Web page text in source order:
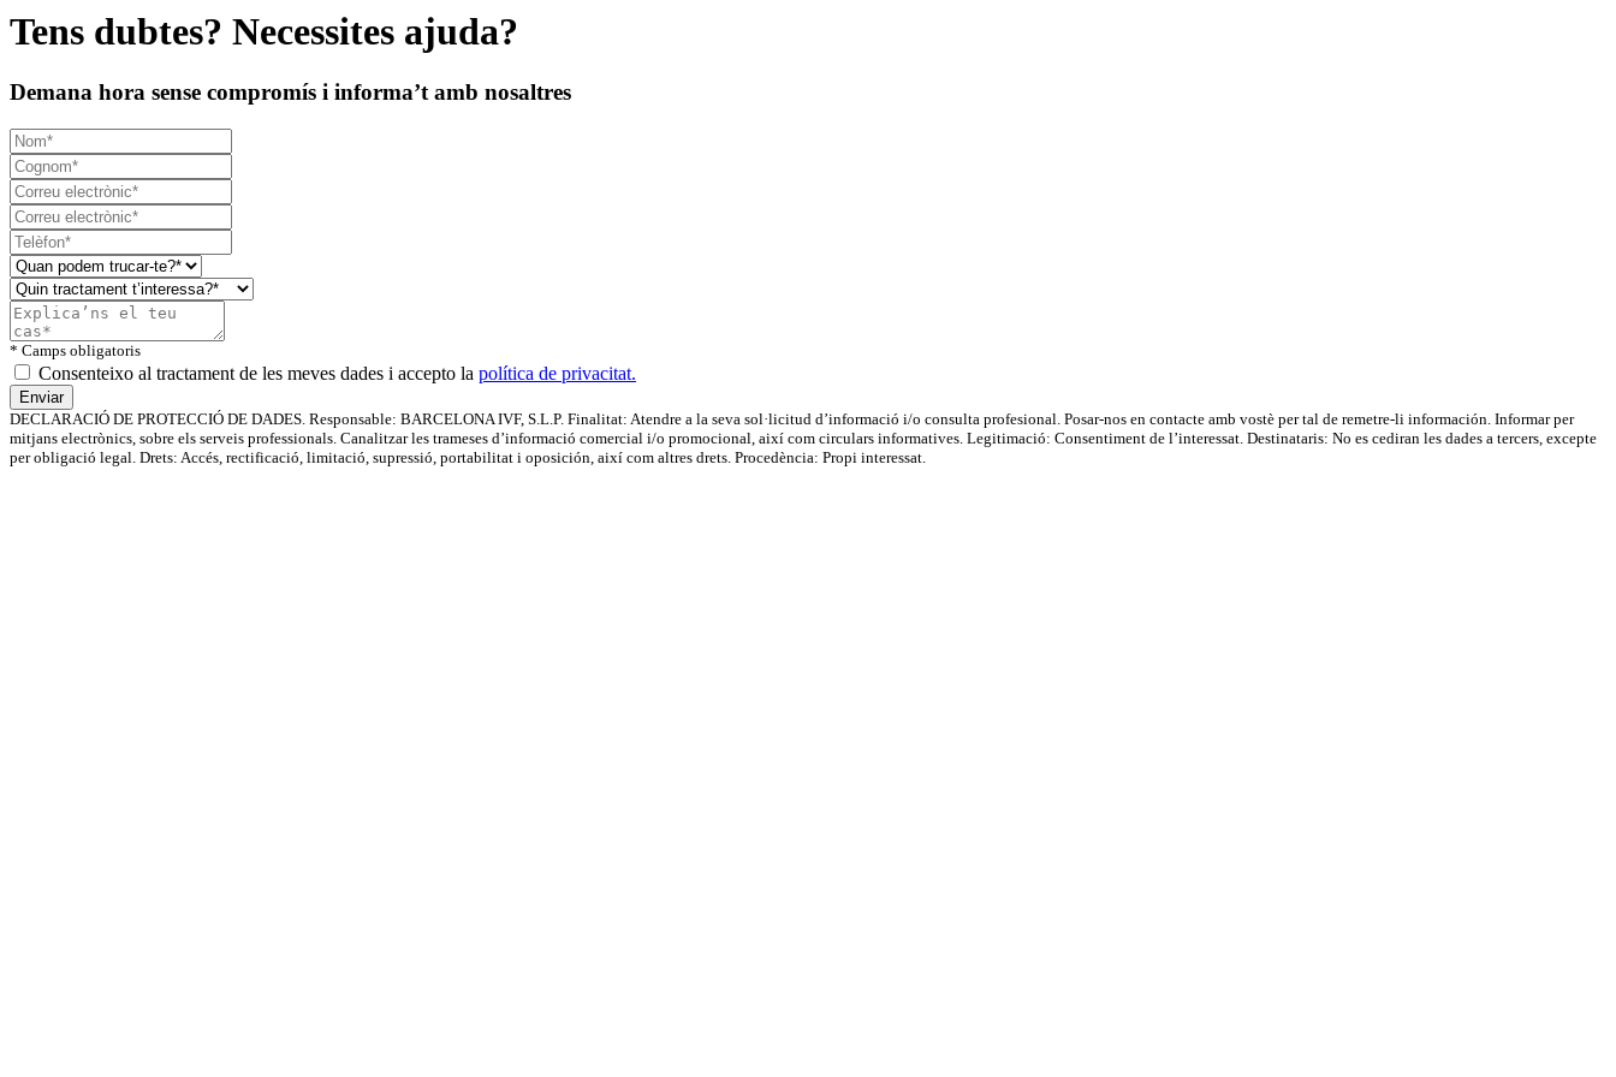
Tens dubtes? Necessites ajuda?
Demana hora sense compromís i informa’t amb nosaltres
* Camps obligatoris
Consenteixo al tractament de les meves dades i accepto la política de privacitat.
DECLARACIÓ DE PROTECCIÓ DE DADES. Responsable: BARCELONA IVF, S.L.P. Finalitat: Atendre a la seva sol·licitud d’informació i/o consulta profesional. Posar-nos en contacte amb vostè per tal de remetre-li información. Informar per
mitjans electrònics, sobre els serveis professionals. Canalitzar les trameses d’informació comercial i/o promocional, així com circulars informatives. Legitimació: Consentiment de l’interessat. Destinataris: No es cediran les dades a tercers, excepte
per obligació legal. Drets: Accés, rectificació, limitació, supressió, portabilitat i oposición, així com altres drets. Procedència: Propi interessat.